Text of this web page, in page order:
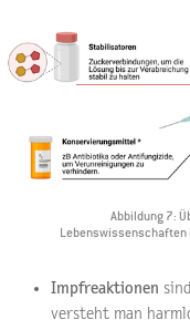
Abbildung 7:
Lebenswissenschaften
Impfreaktionen
versteht man